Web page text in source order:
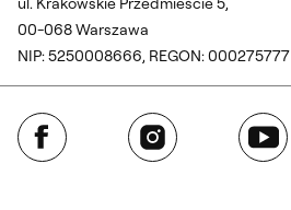
00-068 Warszawa
NIP: 5250008666, REGON: 000275777
Facebook Instagram YouTube